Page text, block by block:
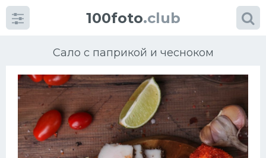
100foto.club
Сало с паприкой и чесноком
Категориикартинок